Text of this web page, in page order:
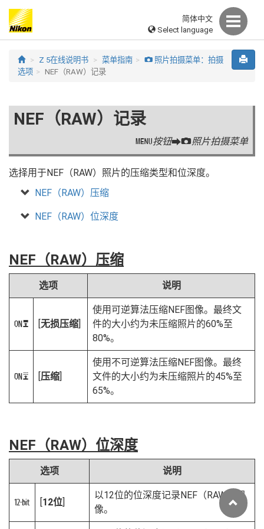
简体中文
Select language
Z 5在线说明书 菜单指南 C 照片拍摄菜单：拍摄
选项
NEF（RAW）记录
NEF（RAW）记录
G按钮UC照片拍摄菜单
选择用于NEF（RAW）照片的压缩类型和位深度。
NEF（RAW）压缩
NEF（RAW）位深度
NEF（RAW）压缩
选项 说明
N [无损压缩]
使用可逆算法压缩NEF图像。最终文
件的大小约为未压缩照片的60%至
80%。
O [压缩]
使用不可逆算法压缩NEF图像。最终
文件的大小约为未压缩照片的45%至
65%。
NEF（RAW）位深度
选项 说明
q [12位]
以12位的位深度记录NEF（RAW）图
像。